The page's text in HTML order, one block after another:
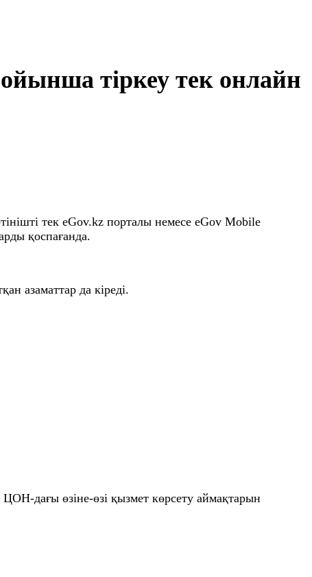
тіркеу тек онлайн
тек eGov.kz порталы немесе eGov Mobile
қоспағанда.
азаматтар да кіреді.
дағы өзіне-өзі қызмет көрсету аймақтарын